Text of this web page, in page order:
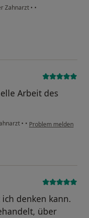
Zahnarzt • •
Arbeit des
• • Problem melden
denken kann.
über